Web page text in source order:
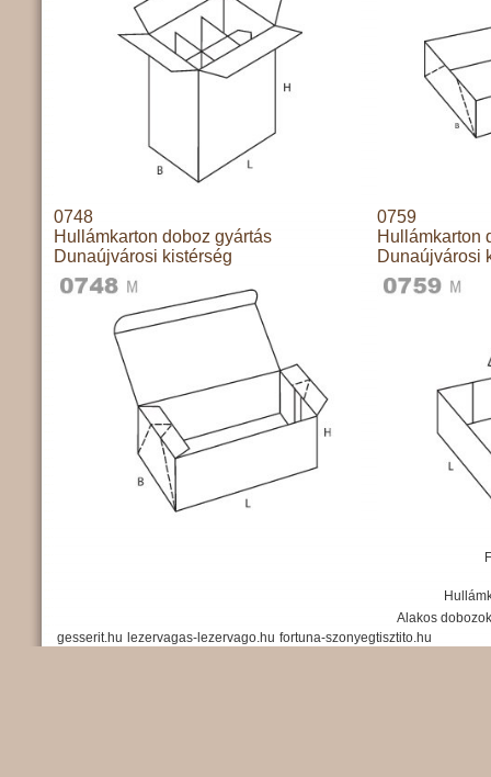
0748
Hullámkarton doboz gyártás
Dunaújvárosi kistérség
0759
Hullámkarton
Dunaújvárosi
Alakos dobozok
gesserit.hu lezervagas-lezervago.hu fortuna-szonyegtisztito.hu